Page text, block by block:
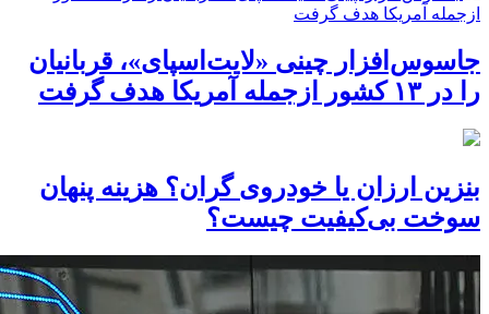
جاسوس‌افزار چینی «لایت‌اسپای»، قربانیان
را در ۱۳ کشور ازجمله آمریکا هدف گرفت
بنزین ارزان یا خودروی گران؟ هزینه پنهان
سوخت بی‌کیفیت چیست؟